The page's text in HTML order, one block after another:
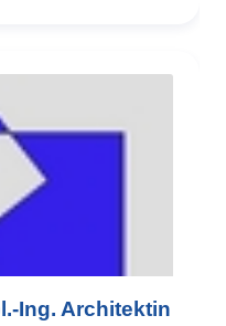
Ing. Architektin